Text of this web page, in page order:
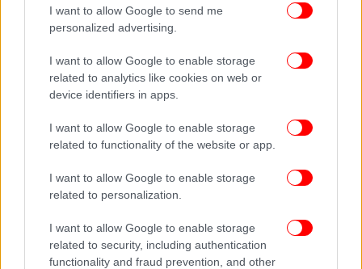
I want to allow Google to send me
personalized advertising.
I want to allow Google to enable storage
related to analytics like cookies on web or
device identifiers in apps.
I want to allow Google to enable storage
related to functionality of the website or app.
I want to allow Google to enable storage
related to personalization.
I want to allow Google to enable storage
related to security, including authentication
functionality and fraud prevention, and other